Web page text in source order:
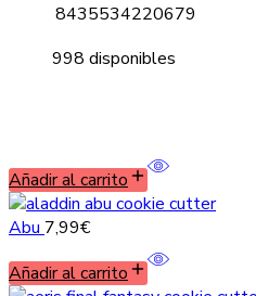
8435534220679
998 disponibles
Añadir al carrito
Abu 7,99€
Añadir al carrito